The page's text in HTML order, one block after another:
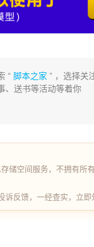
“脚本之家 ” ，选择关
、送书等活动等着你
储空间服务，不拥有所
反馈，一经查实，立即